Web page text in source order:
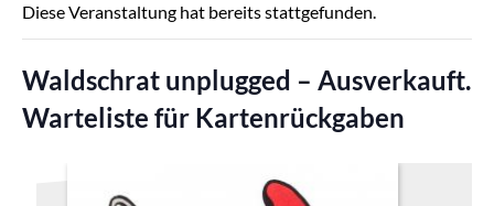
Diese Veranstaltung hat bereits stattgefunden.
Waldschrat unplugged – Ausverkauft.
Warteliste für Kartenrückgaben